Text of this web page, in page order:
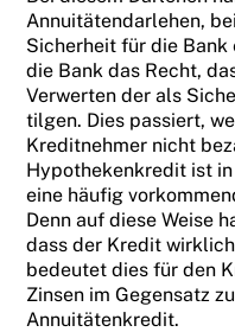
Annuitätendarlehen,
Sicherheit für die
die Bank das Recht,
Verwerten der als
tilgen. Dies passiert,
Kreditnehmer nicht
Hypothekenkredit ist
eine häufig
Denn auf diese Weise
dass der Kredit
bedeutet dies für den
Zinsen im Gegensatz
Annuitätenkredit.